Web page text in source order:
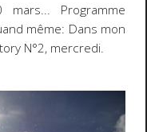
mars... Programme
même: Dans mon
N°2, mercredi.